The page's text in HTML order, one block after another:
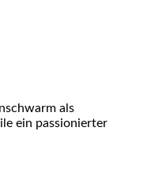
als
ein passionierter